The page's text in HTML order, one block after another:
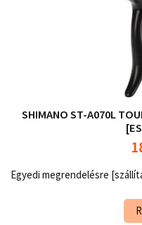
SHIMANO ST-A070L
Egyedi megrendelésre